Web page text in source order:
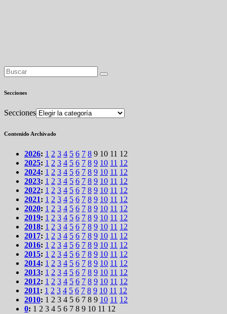
Secciones
Secciones
Contenido Archivado
2026: 1 2 3 4 5 6 7 8 9 10 11 12
2025: 1 2 3 4 5 6 7 8 9 10 11 12
2024: 1 2 3 4 5 6 7 8 9 10 11 12
2023: 1 2 3 4 5 6 7 8 9 10 11 12
2022: 1 2 3 4 5 6 7 8 9 10 11 12
2021: 1 2 3 4 5 6 7 8 9 10 11 12
2020: 1 2 3 4 5 6 7 8 9 10 11 12
2019: 1 2 3 4 5 6 7 8 9 10 11 12
2018: 1 2 3 4 5 6 7 8 9 10 11 12
2017: 1 2 3 4 5 6 7 8 9 10 11 12
2016: 1 2 3 4 5 6 7 8 9 10 11 12
2015: 1 2 3 4 5 6 7 8 9 10 11 12
2014: 1 2 3 4 5 6 7 8 9 10 11 12
2013: 1 2 3 4 5 6 7 8 9 10 11 12
2012: 1 2 3 4 5 6 7 8 9 10 11 12
2011: 1 2 3 4 5 6 7 8 9 10 11 12
2010: 1 2 3 4 5 6 7 8 9 10 11 12
0: 1 2 3 4 5 6 7 8 9 10 11 12